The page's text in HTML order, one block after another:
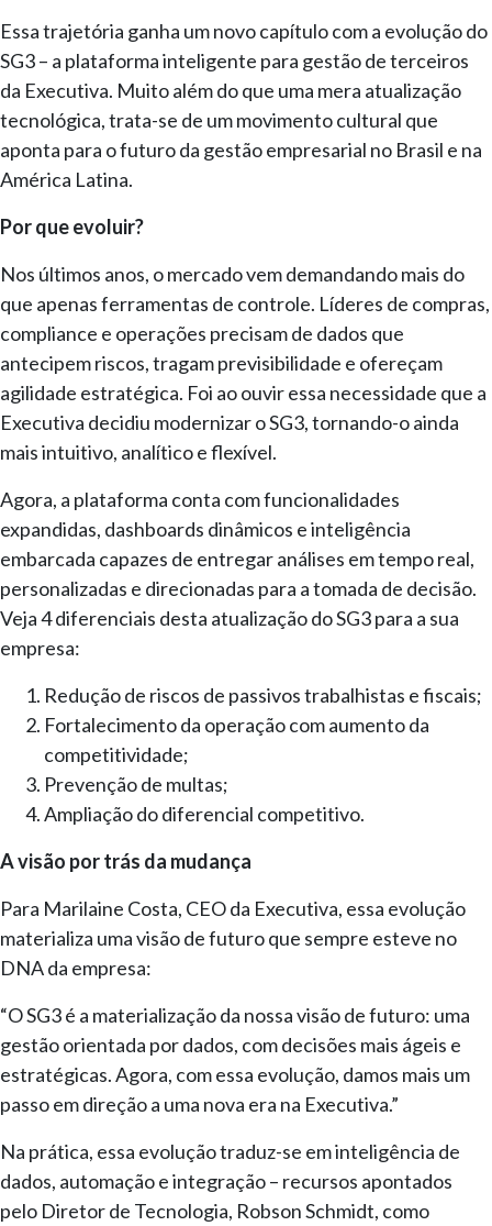
Essa trajetória ganha um novo capítulo com a evolução do
SG3 – a plataforma inteligente para gestão de terceiros
da Executiva. Muito além do que uma mera atualização
tecnológica, trata-se de um movimento cultural que
aponta para o futuro da gestão empresarial no Brasil e na
América Latina.
Por que evoluir?
Nos últimos anos, o mercado vem demandando mais do
que apenas ferramentas de controle. Líderes de compras,
compliance e operações precisam de dados que
antecipem riscos, tragam previsibilidade e ofereçam
agilidade estratégica. Foi ao ouvir essa necessidade que a
Executiva decidiu modernizar o SG3, tornando-o ainda
mais intuitivo, analítico e flexível.
Agora, a plataforma conta com funcionalidades
expandidas, dashboards dinâmicos e inteligência
embarcada capazes de entregar análises em tempo real,
personalizadas e direcionadas para a tomada de decisão.
Veja 4 diferenciais desta atualização do SG3 para a sua
empresa:
Redução de riscos de passivos trabalhistas e fiscais;
Fortalecimento da operação com aumento da
competitividade;
Prevenção de multas;
Ampliação do diferencial competitivo.
A visão por trás da mudança
Para Marilaine Costa, CEO da Executiva, essa evolução
materializa uma visão de futuro que sempre esteve no
DNA da empresa:
“O SG3 é a materialização da nossa visão de futuro: uma
gestão orientada por dados, com decisões mais ágeis e
estratégicas. Agora, com essa evolução, damos mais um
passo em direção a uma nova era na Executiva.”
Na prática, essa evolução traduz-se em inteligência de
dados, automação e integração – recursos apontados
pelo Diretor de Tecnologia, Robson Schmidt, como